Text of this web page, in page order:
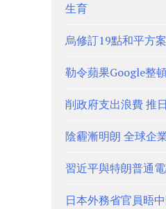
生育
烏修訂19點和平方
勒令蘋果Google整
削政府支出浪費 推
陰霾漸明朗 全球企
習近平與特朗普通
日本外務省官員晤